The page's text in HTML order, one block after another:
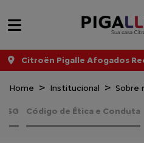
Citroën Pigalle Afogados
Home Institucional Sobre
Código de Ética e Conduta